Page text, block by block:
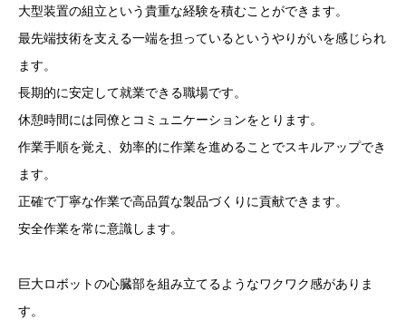
大型装置の組立という貴重な経験を積むことができます。
最先端技術を支える一端を担っているというやりがいを感じられ
ます。
長期的に安定して就業できる職場です。
休憩時間には同僚とコミュニケーションをとります。
作業手順を覚え、効率的に作業を進めることでスキルアップでき
ます。
正確で丁寧な作業で高品質な製品づくりに貢献できます。
安全作業を常に意識します。
巨大ロボットの心臓部を組み立てるようなワクワク感がありま
す。